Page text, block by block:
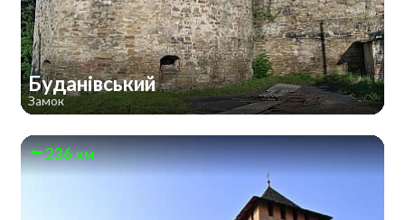
Буданівський
Замок
236 км